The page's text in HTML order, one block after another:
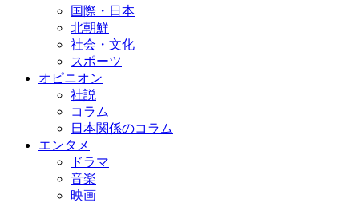
国際・日本
北朝鮮
社会・文化
スポーツ
オピニオン
社説
コラム
日本関係のコラム
エンタメ
ドラマ
音楽
映画